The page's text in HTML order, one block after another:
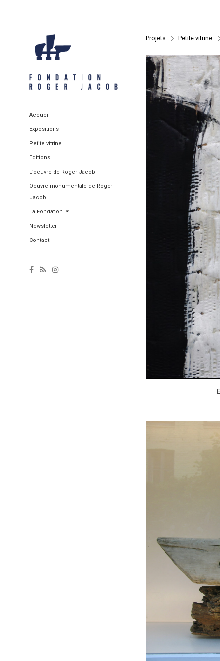
Accueil
Expositions
Petite vitrine
Editions
L’oeuvre de Roger Jacob
Oeuvre monumentale de Roger
Jacob
La Fondation
Newsletter
Contact
Projets > Petite vitrine